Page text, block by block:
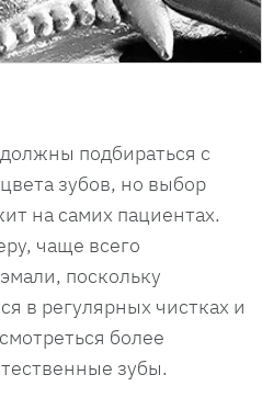
подбираться с
зубов, но выбор
на самих пациентах.
чаще всего
поскольку
в регулярных чистках и
более
зубы.